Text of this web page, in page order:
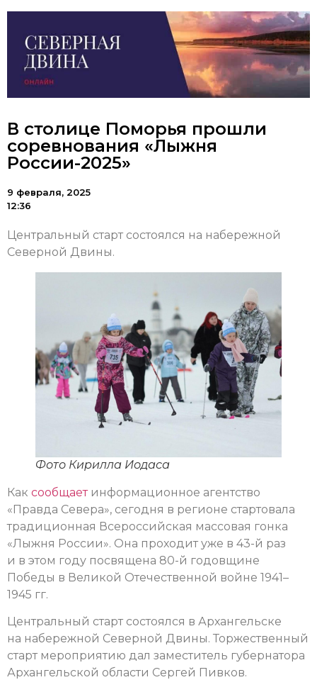
В столице Поморья прошли
соревнования «Лыжня
России-2025»
9 февраля, 2025
12:36
Центральный старт состоялся на набережной
Северной Двины.
Фото Кирилла Иодаса
Как сообщаетинформационное агентство
«Правда Севера», сегодня в регионе стартовала
традиционная Всероссийская массовая гонка
«Лыжня России». Она проходит уже в 43-й раз
и в этом году посвящена 80-й годовщине
Победы в Великой Отечественной войне 1941–
1945 гг.
Центральный старт состоялся в Архангельске
на набережной Северной Двины. Торжественный
старт мероприятию дал заместитель губернатора
Архангельской области Сергей Пивков.